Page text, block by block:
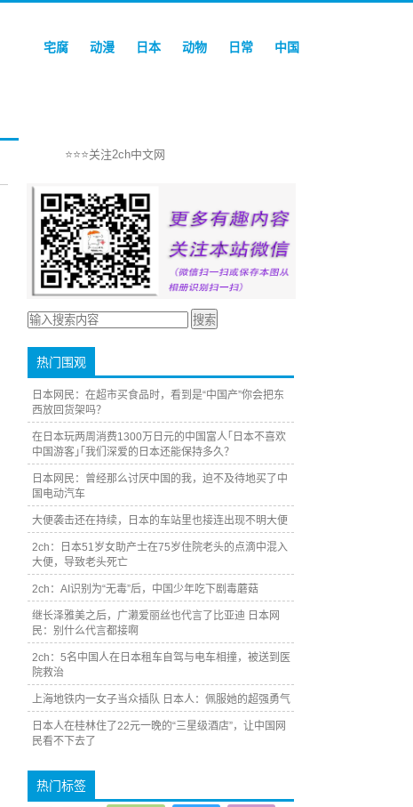
宅腐 动漫 日本 动物 日常 中国
⭐⭐⭐关注2ch中文网
热门围观
日本网民：在超市买食品时，看到是“中国产”你会把东
西放回货架吗？
在日本玩两周消费1300万日元的中国富人｢日本不喜欢
中国游客｣｢我们深爱的日本还能保持多久？
日本网民：曾经那么讨厌中国的我，迫不及待地买了中
国电动汽车
大便袭击还在持续，日本的车站里也接连出现不明大便
2ch：日本51岁女助产士在75岁住院老头的点滴中混入
大便，导致老头死亡
2ch：AI识别为“无毒”后，中国少年吃下剧毒蘑菇
继长泽雅美之后，广濑爱丽丝也代言了比亚迪 日本网
民：别什么代言都接啊
2ch：5名中国人在日本租车自驾与电车相撞，被送到医
院救治
上海地铁内一女子当众插队 日本人：佩服她的超强勇气
日本人在桂林住了22元一晚的“三星级酒店”，让中国网
民看不下去了
热门标签